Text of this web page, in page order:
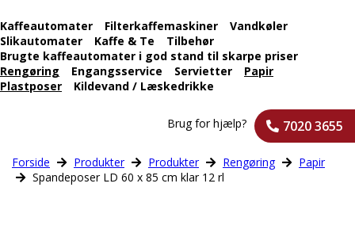
Kaffeautomater Filterkaffemaskiner
Vandkøler
Slikautomater
Kaffe & Te
Tilbehør
Brugte kaffeautomater i god stand til skarpe priser
Rengøring
Engangsservice Servietter
Papir
Plastposer
Kildevand / Læskedrikke
Brug for hjælp? 7020 3655
Forside Produkter Produkter Rengøring
Papir
Spandeposer LD 60 x 85 cm klar 12 rl